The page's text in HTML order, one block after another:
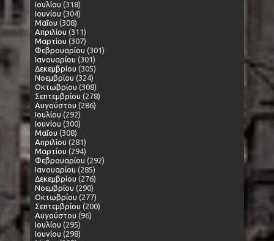
Ιουλίου (318)
Ιουνίου (304)
Μαΐου (308)
Απριλίου (311)
Μαρτίου (307)
Φεβρουαρίου (301)
Ιανουαρίου (301)
Δεκεμβρίου (305)
Νοεμβρίου (324)
Οκτωβρίου (308)
Σεπτεμβρίου (278)
Αυγούστου (286)
Ιουλίου (292)
Ιουνίου (300)
Μαΐου (308)
Απριλίου (281)
Μαρτίου (294)
Φεβρουαρίου (292)
Ιανουαρίου (285)
Δεκεμβρίου (276)
Νοεμβρίου (290)
Οκτωβρίου (277)
Σεπτεμβρίου (200)
Αυγούστου (96)
Ιουλίου (295)
Ιουνίου (298)